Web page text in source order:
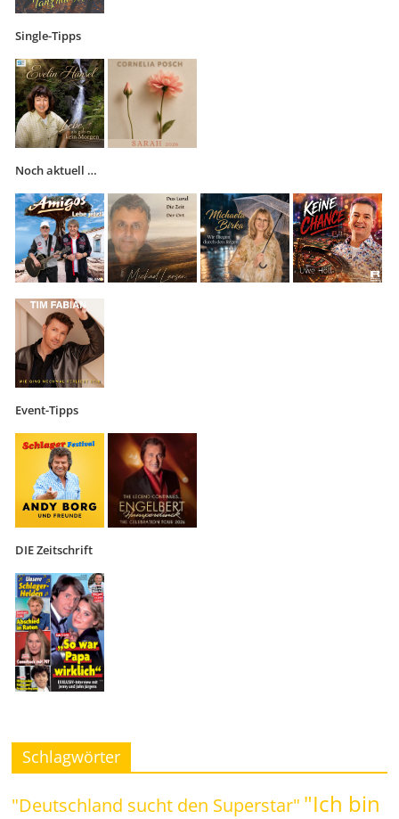
Single-Tipps
Noch aktuell …
Event-Tipps
DIE Zeitschrift
Schlagwörter
"Deutschland sucht den Superstar" "Ich bin